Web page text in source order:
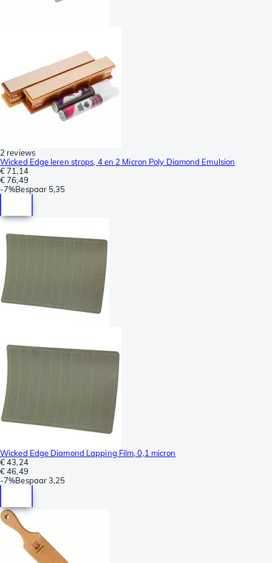
2 reviews
Wicked Edge leren strops, 4 en 2 Micron Poly Diamond Emulsion
€ 71,14
€ 76,49
-7%Bespaar 5,35
Wicked Edge Diamond Lapping Film, 0,1 micron
€ 43,24
€ 46,49
-7%Bespaar3,25